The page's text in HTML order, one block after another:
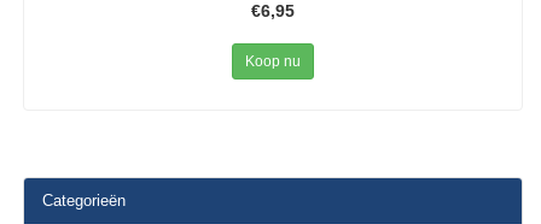
€6,95
Koop nu
Categorieën